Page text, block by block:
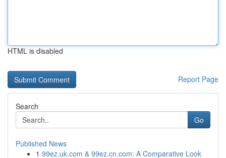
HTML is disabled
Report Page
Search
Go
Published News
1 99ez.uk.com & 99ez.cn.com: A Comparative Look